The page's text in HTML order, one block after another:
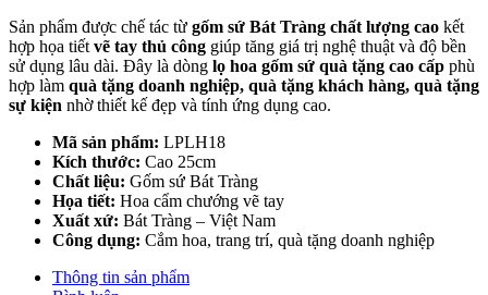
Sản phẩm được chế tác từ gốm sứ Bát Tràng chất lượng cao kết
hợp họa tiết vẽ tay thủ công giúp tăng giá trị nghệ thuật và độ bền
sử dụng lâu dài. Đây là dòng lọ hoa gốm sứ quà tặng cao cấp phù
hợp làm quà tặng doanh nghiệp, quà tặng khách hàng, quà tặng
sự kiện nhờ thiết kế đẹp và tính ứng dụng cao.
Mã sản phẩm: LPLH18
Kích thước: Cao 25cm
Chất liệu: Gốm sứ Bát Tràng
Họa tiết: Hoa cẩm chướng vẽ tay
Xuất xứ: Bát Tràng – Việt Nam
Công dụng: Cắm hoa, trang trí, quà tặng doanh nghiệp
Thông tin sản phẩm